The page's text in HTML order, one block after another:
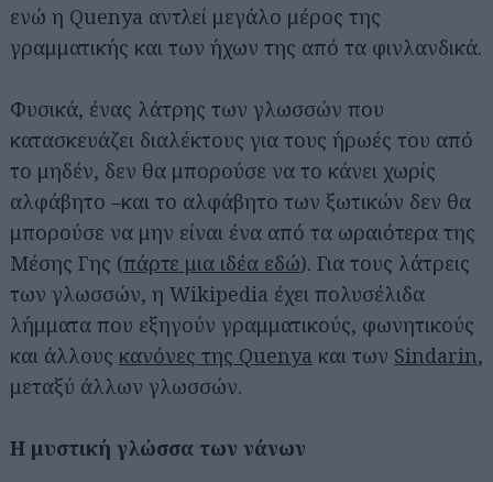
ενώ η Quenya αντλεί μεγάλο μέρος της
γραμματικής και των ήχων της από τα φινλανδικά.
Φυσικά, ένας λάτρης των γλωσσών που
κατασκευάζει διαλέκτους για τους ήρωές του από
το μηδέν, δεν θα μπορούσε να το κάνει χωρίς
αλφάβητο –και το αλφάβητο των ξωτικών δεν θα
μπορούσε να μην είναι ένα από τα ωραιότερα της
Μέσης Γης (πάρτε μια ιδέα εδώ). Για τους λάτρεις
των γλωσσών, η Wikipedia έχει πολυσέλιδα
λήμματα που εξηγούν γραμματικούς, φωνητικούς
και άλλους κανόνες της Quenya και των Sindarin,
μεταξύ άλλων γλωσσών.
Η μυστική γλώσσα των νάνων